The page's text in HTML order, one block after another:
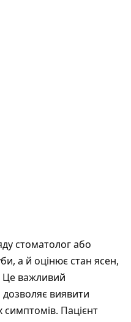
стоматолог або
а й оцінює стан ясен,
Це важливий
виявити
Пацієнт